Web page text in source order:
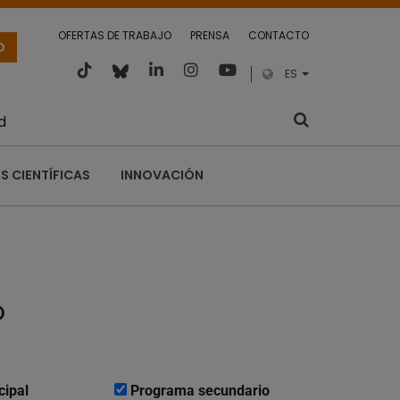
OFERTAS DE TRABAJO PRENSA CONTACTO
ES
CIENTÍFICAS INNOVACIÓN
Programa secundario